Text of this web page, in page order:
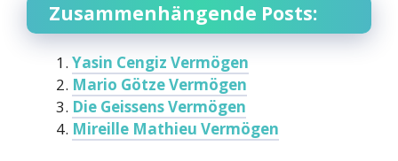
Zusammenhängende Posts:
Yasin Cengiz Vermögen
Mario Götze Vermögen
Die Geissens Vermögen
Mireille Mathieu Vermögen